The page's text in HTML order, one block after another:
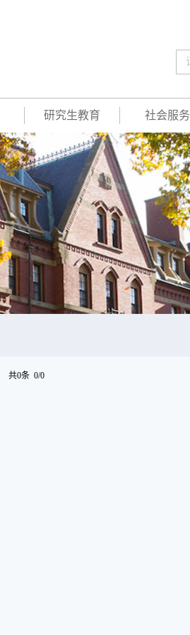
研究生教育 社会服务
共0条 0/0